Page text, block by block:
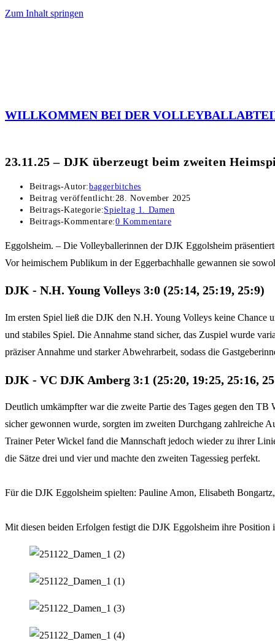
Zum Inhalt springen
WILLKOMMEN BEI DER
23.11.25 – DJK überzeugt beim zweiten
Beitrags-Autor:baggerbitches
Beitrag veröffentlicht: 28. November 2025
Beitrags-Kategorie:Spieltag 1. Damen
Beitrags-Kommentare:0 Kommentare
Eggolsheim. – Die Volleyballerinnen der DJK Eggolsheim
Vor heimischem Publikum in der Eggerbachhalle gewannen sie
DJK - N.H. Young Volleys 3:0 (25:14, 25:19, 25:9)
Im ersten Spiel ließ die DJK den N.H. Young Volleys keine Chance
und stabiles Spiel. Die Annahme stand sicher, das Zuspiel wurde
präziser Annahme und starker Abwehrarbeit, sodass die
DJK - VC DJK Amberg 3:1 (25:20, 19:25, 25:16,
Deutlich umkämpfter war die zweite Partie des Tages gegen den
sicher gewonnen wurde, sorgten im zweiten Durchgang zahlreiche
Trainer Peter Wickel fand die Mannschaft jedoch wieder zu ihrer
die Sätze drei und vier und machte den zweiten Tagessieg perfekt.
Für die DJK Eggolsheim spielten: Pauline Amon, Elisabeth
Mit diesen beiden Erfolgen festigt die DJK Eggolsheim ihre Position